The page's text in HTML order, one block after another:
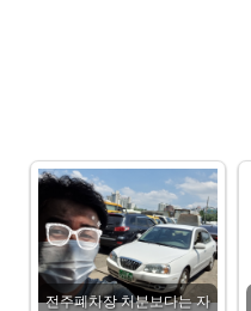
전주폐차장 처분보다는 자